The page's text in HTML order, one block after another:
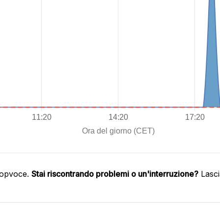
Stai riscontrando problemi o un'interruzione?